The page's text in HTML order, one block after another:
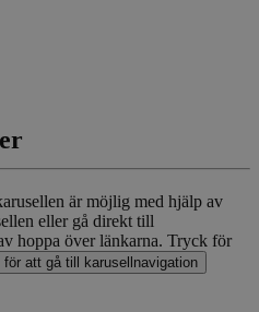
är möjlig med hjälp av
eller gå direkt till
hoppa över länkarna. Tryck för
för att gå till karusellnavigation